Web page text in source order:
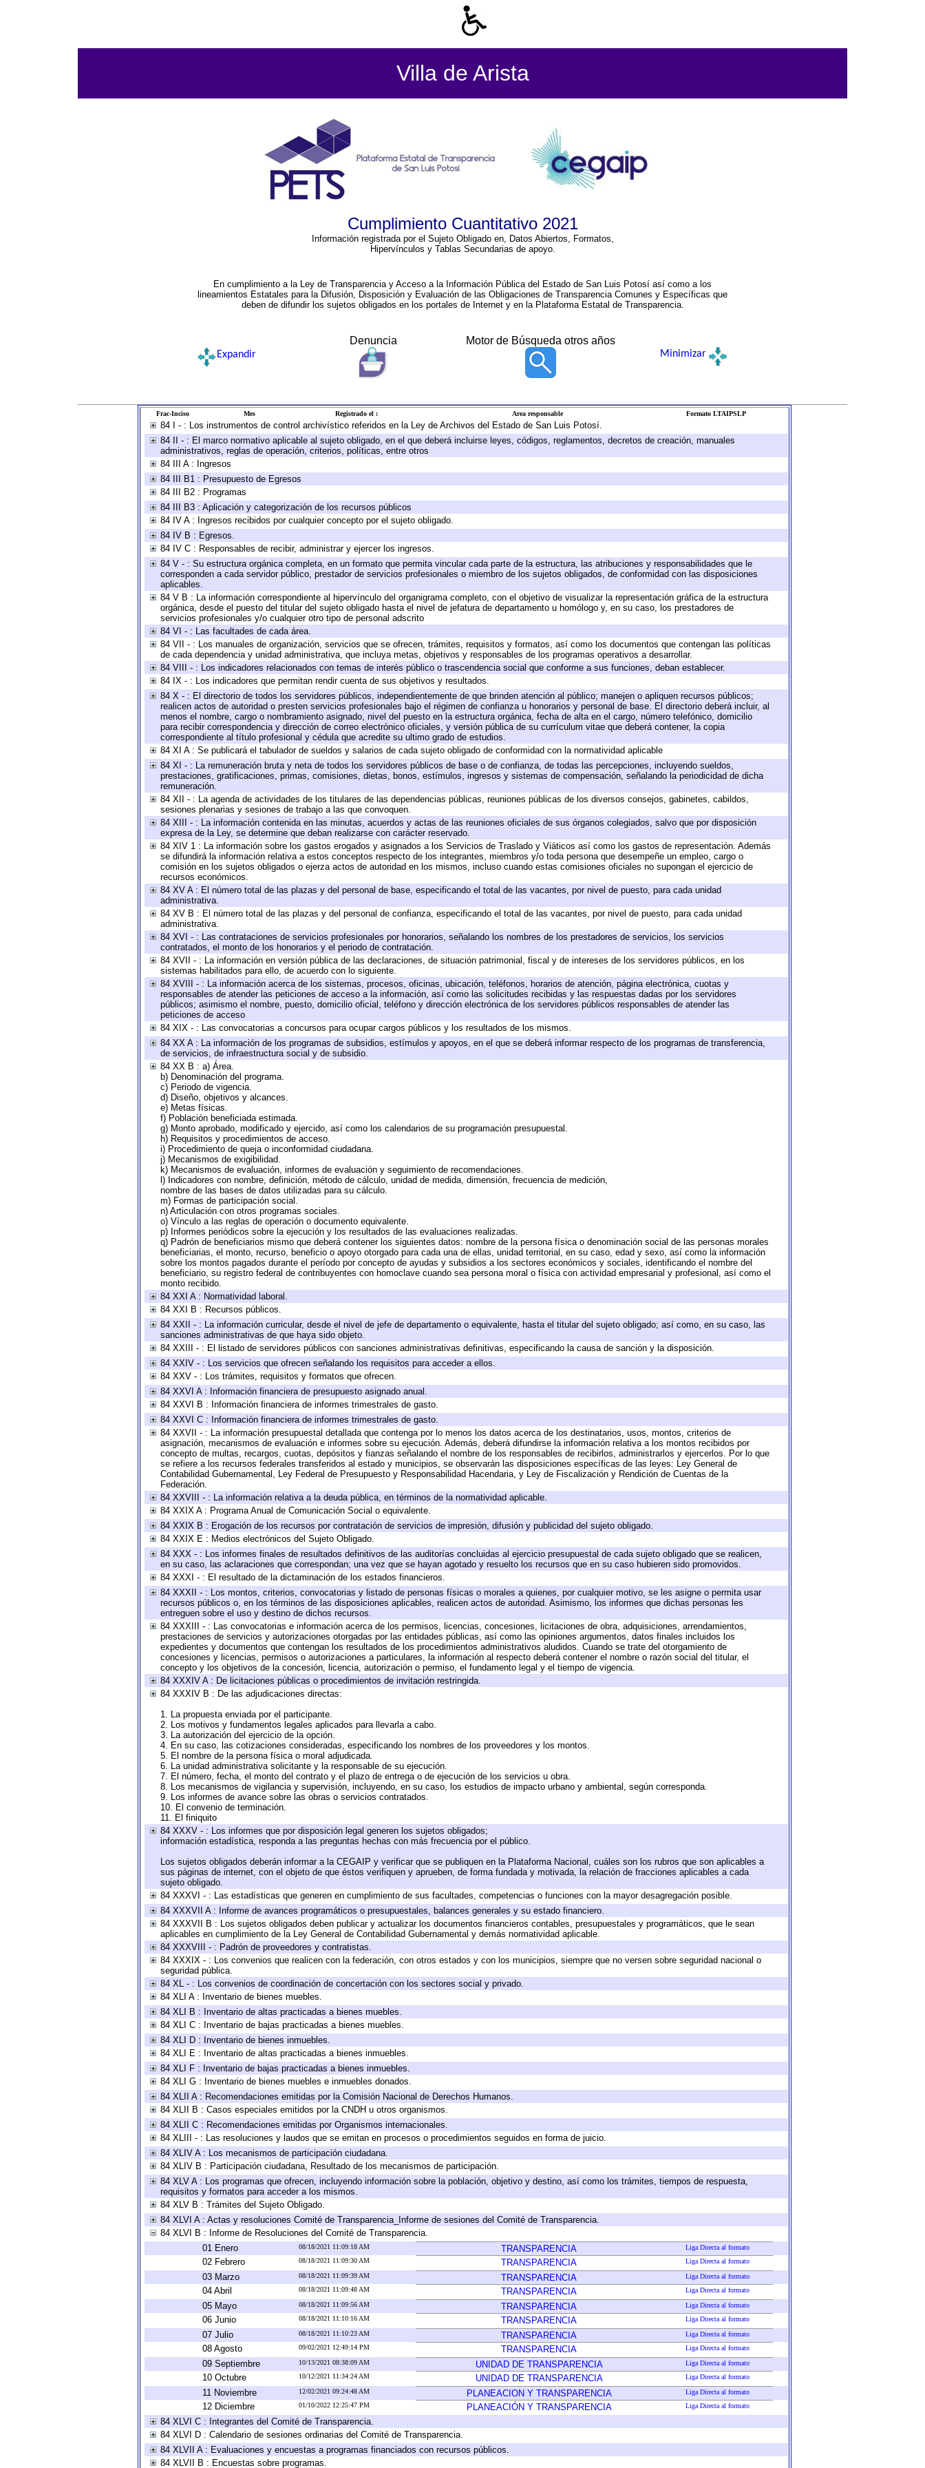
Villa de Arista
Cumplimiento Cuantitativo 2021
Información registrada por el Sujeto Obligado en, Datos Abiertos, Formatos,
Hipervínculos y Tablas Secundarias de apoyo.
En cumplimiento a la Ley de Transparencia y Acceso a la Información Pública del Estado de San Luis Potosí así como a los
lineamientos Estatales para la Difusión, Disposición y Evaluación de las Obligaciones de Transparencia Comunes y Específicas que
deben de difundir los sujetos obligados en los portales de Internet y en la Plataforma Estatal de Transparencia.
Denuncia Motor de Búsqueda otros años
Expandir Minimizar
Frac-Inciso Mes Registrado el : Area responsable Formato LTAIPSLP
84 I - : Los instrumentos de control archivístico referidos en la Ley de Archivos del Estado de San Luis Potosí.
84 II - : El marco normativo aplicable al sujeto obligado, en el que deberá incluirse leyes, códigos, reglamentos, decretos de creación, manuales
administrativos, reglas de operación, criterios, políticas, entre otros
84 III A : Ingresos
84 III B1 : Presupuesto de Egresos
84 III B2 : Programas
84 III B3 : Aplicación y categorización de los recursos públicos
84 IV A : Ingresos recibidos por cualquier concepto por el sujeto obligado.
84 IV B : Egresos.
84 IV C : Responsables de recibir, administrar y ejercer los ingresos.
84 V - : Su estructura orgánica completa, en un formato que permita vincular cada parte de la estructura, las atribuciones y responsabilidades que le
corresponden a cada servidor público, prestador de servicios profesionales o miembro de los sujetos obligados, de conformidad con las disposiciones
aplicables.
84 V B : La información correspondiente al hipervínculo del organigrama completo, con el objetivo de visualizar la representación gráfica de la estructura
orgánica, desde el puesto del titular del sujeto obligado hasta el nivel de jefatura de departamento u homólogo y, en su caso, los prestadores de
servicios profesionales y/o cualquier otro tipo de personal adscrito
84 VI - : Las facultades de cada área.
84 VII - : Los manuales de organización, servicios que se ofrecen, trámites, requisitos y formatos, así como los documentos que contengan las políticas
de cada dependencia y unidad administrativa, que incluya metas, objetivos y responsables de los programas operativos a desarrollar.
84 VIII - : Los indicadores relacionados con temas de interés público o trascendencia social que conforme a sus funciones, deban establecer.
84 IX - : Los indicadores que permitan rendir cuenta de sus objetivos y resultados.
84 X - : El directorio de todos los servidores públicos, independientemente de que brinden atención al público; manejen o apliquen recursos públicos;
realicen actos de autoridad o presten servicios profesionales bajo el régimen de confianza u honorarios y personal de base. El directorio deberá incluir, al
menos el nombre, cargo o nombramiento asignado, nivel del puesto en la estructura orgánica, fecha de alta en el cargo, número telefónico, domicilio
para recibir correspondencia y dirección de correo electrónico oficiales, y versión pública de su currículum vitae que deberá contener, la copia
correspondiente al título profesional y cédula que acredite su ultimo grado de estudios.
84 XI A : Se publicará el tabulador de sueldos y salarios de cada sujeto obligado de conformidad con la normatividad aplicable
84 XI - : La remuneración bruta y neta de todos los servidores públicos de base o de confianza, de todas las percepciones, incluyendo sueldos,
prestaciones, gratificaciones, primas, comisiones, dietas, bonos, estímulos, ingresos y sistemas de compensación, señalando la periodicidad de dicha
remuneración.
84 XII - : La agenda de actividades de los titulares de las dependencias públicas, reuniones públicas de los diversos consejos, gabinetes, cabildos,
sesiones plenarias y sesiones de trabajo a las que convoquen.
84 XIII - : La información contenida en las minutas, acuerdos y actas de las reuniones oficiales de sus órganos colegiados, salvo que por disposición
expresa de la Ley, se determine que deban realizarse con carácter reservado.
84 XIV 1 : La información sobre los gastos erogados y asignados a los Servicios de Traslado y Viáticos así como los gastos de representación. Además
se difundirá la información relativa a estos conceptos respecto de los integrantes, miembros y/o toda persona que desempeñe un empleo, cargo o
comisión en los sujetos obligados o ejerza actos de autoridad en los mismos, incluso cuando estas comisiones oficiales no supongan el ejercicio de
recursos económicos.
84 XV A : El número total de las plazas y del personal de base, especificando el total de las vacantes, por nivel de puesto, para cada unidad
administrativa.
84 XV B : El número total de las plazas y del personal de confianza, especificando el total de las vacantes, por nivel de puesto, para cada unidad
administrativa.
84 XVI - : Las contrataciones de servicios profesionales por honorarios, señalando los nombres de los prestadores de servicios, los servicios
contratados, el monto de los honorarios y el periodo de contratación.
84 XVII - : La información en versión pública de las declaraciones, de situación patrimonial, fiscal y de intereses de los servidores públicos, en los
sistemas habilitados para ello, de acuerdo con lo siguiente.
84 XVIII - : La información acerca de los sistemas, procesos, oficinas, ubicación, teléfonos, horarios de atención, página electrónica, cuotas y
responsables de atender las peticiones de acceso a la información, así como las solicitudes recibidas y las respuestas dadas por los servidores
públicos; asimismo el nombre, puesto, domicilio oficial, teléfono y dirección electrónica de los servidores públicos responsables de atender las
peticiones de acceso
84 XIX - : Las convocatorias a concursos para ocupar cargos públicos y los resultados de los mismos.
84 XX A : La información de los programas de subsidios, estímulos y apoyos, en el que se deberá informar respecto de los programas de transferencia,
de servicios, de infraestructura social y de subsidio.
84 XX B : a) Área.
b) Denominación del programa.
c) Periodo de vigencia.
d) Diseño, objetivos y alcances.
e) Metas físicas.
f) Población beneficiada estimada.
g) Monto aprobado, modificado y ejercido, así como los calendarios de su programación presupuestal.
h) Requisitos y procedimientos de acceso.
i) Procedimiento de queja o inconformidad ciudadana.
j) Mecanismos de exigibilidad.
k) Mecanismos de evaluación, informes de evaluación y seguimiento de recomendaciones.
l) Indicadores con nombre, definición, método de cálculo, unidad de medida, dimensión, frecuencia de medición,
nombre de las bases de datos utilizadas para su cálculo.
m) Formas de participación social.
n) Articulación con otros programas sociales.
o) Vínculo a las reglas de operación o documento equivalente.
p) Informes periódicos sobre la ejecución y los resultados de las evaluaciones realizadas.
q) Padrón de beneficiarios mismo que deberá contener los siguientes datos: nombre de la persona física o denominación social de las personas morales
beneficiarias, el monto, recurso, beneficio o apoyo otorgado para cada una de ellas, unidad territorial, en su caso, edad y sexo, así como la información
sobre los montos pagados durante el período por concepto de ayudas y subsidios a los sectores económicos y sociales, identificando el nombre del
beneficiario, su registro federal de contribuyentes con homoclave cuando sea persona moral o física con actividad empresarial y profesional, así como el
monto recibido.
84 XXI A : Normatividad laboral.
84 XXI B : Recursos públicos.
84 XXII - : La información curricular, desde el nivel de jefe de departamento o equivalente, hasta el titular del sujeto obligado; así como, en su caso, las
sanciones administrativas de que haya sido objeto.
84 XXIII - : El listado de servidores públicos con sanciones administrativas definitivas, especificando la causa de sanción y la disposición.
84 XXIV - : Los servicios que ofrecen señalando los requisitos para acceder a ellos.
84 XXV - : Los trámites, requisitos y formatos que ofrecen.
84 XXVI A : Información financiera de presupuesto asignado anual.
84 XXVI B : Información financiera de informes trimestrales de gasto.
84 XXVI C : Información financiera de informes trimestrales de gasto.
84 XXVII - : La información presupuestal detallada que contenga por lo menos los datos acerca de los destinatarios, usos, montos, criterios de
asignación, mecanismos de evaluación e informes sobre su ejecución. Además, deberá difundirse la información relativa a los montos recibidos por
concepto de multas, recargos, cuotas, depósitos y fianzas señalando el nombre de los responsables de recibirlos, administrarlos y ejercerlos. Por lo que
se refiere a los recursos federales transferidos al estado y municipios, se observarán las disposiciones específicas de las leyes: Ley General de
Contabilidad Gubernamental, Ley Federal de Presupuesto y Responsabilidad Hacendaria, y Ley de Fiscalización y Rendición de Cuentas de la
Federación.
84 XXVIII - : La información relativa a la deuda pública, en términos de la normatividad aplicable.
84 XXIX A : Programa Anual de Comunicación Social o equivalente.
84 XXIX B : Erogación de los recursos por contratación de servicios de impresión, difusión y publicidad del sujeto obligado.
84 XXIX E : Medios electrónicos del Sujeto Obligado.
84 XXX - : Los informes finales de resultados definitivos de las auditorías concluidas al ejercicio presupuestal de cada sujeto obligado que se realicen,
en su caso, las aclaraciones que correspondan; una vez que se hayan agotado y resuelto los recursos que en su caso hubieren sido promovidos.
84 XXXI - : El resultado de la dictaminación de los estados financieros.
84 XXXII - : Los montos, criterios, convocatorias y listado de personas físicas o morales a quienes, por cualquier motivo, se les asigne o permita usar
recursos públicos o, en los términos de las disposiciones aplicables, realicen actos de autoridad. Asimismo, los informes que dichas personas les
entreguen sobre el uso y destino de dichos recursos.
84 XXXIII - : Las convocatorias e información acerca de los permisos, licencias, concesiones, licitaciones de obra, adquisiciones, arrendamientos,
prestaciones de servicios y autorizaciones otorgadas por las entidades públicas, así como las opiniones argumentos, datos finales incluidos los
expedientes y documentos que contengan los resultados de los procedimientos administrativos aludidos. Cuando se trate del otorgamiento de
concesiones y licencias, permisos o autorizaciones a particulares, la información al respecto deberá contener el nombre o razón social del titular, el
concepto y los objetivos de la concesión, licencia, autorización o permiso, el fundamento legal y el tiempo de vigencia.
84 XXXIV A : De licitaciones públicas o procedimientos de invitación restringida.
84 XXXIV B : De las adjudicaciones directas:
1. La propuesta enviada por el participante.
2. Los motivos y fundamentos legales aplicados para llevarla a cabo.
3. La autorización del ejercicio de la opción.
4. En su caso, las cotizaciones consideradas, especificando los nombres de los proveedores y los montos.
5. El nombre de la persona física o moral adjudicada.
6. La unidad administrativa solicitante y la responsable de su ejecución.
7. El número, fecha, el monto del contrato y el plazo de entrega o de ejecución de los servicios u obra.
8. Los mecanismos de vigilancia y supervisión, incluyendo, en su caso, los estudios de impacto urbano y ambiental, según corresponda.
9. Los informes de avance sobre las obras o servicios contratados.
10. El convenio de terminación.
11. El finiquito
84 XXXV - : Los informes que por disposición legal generen los sujetos obligados;
información estadística, responda a las preguntas hechas con más frecuencia por el público.
Los sujetos obligados deberán informar a la CEGAIP y verificar que se publiquen en la Plataforma Nacional, cuáles son los rubros que son aplicables a
sus páginas de internet, con el objeto de que éstos verifiquen y aprueben, de forma fundada y motivada, la relación de fracciones aplicables a cada
sujeto obligado.
84 XXXVI - : Las estadísticas que generen en cumplimiento de sus facultades, competencias o funciones con la mayor desagregación posible.
84 XXXVII A : Informe de avances programáticos o presupuestales, balances generales y su estado financiero.
84 XXXVII B : Los sujetos obligados deben publicar y actualizar los documentos financieros contables, presupuestales y programáticos, que le sean
aplicables en cumplimiento de la Ley General de Contabilidad Gubernamental y demás normatividad aplicable.
84 XXXVIII - : Padrón de proveedores y contratistas.
84 XXXIX - : Los convenios que realicen con la federación, con otros estados y con los municipios, siempre que no versen sobre seguridad nacional o
seguridad pública.
84 XL - : Los convenios de coordinación de concertación con los sectores social y privado.
84 XLI A : Inventario de bienes muebles.
84 XLI B : Inventario de altas practicadas a bienes muebles.
84 XLI C : Inventario de bajas practicadas a bienes muebles.
84 XLI D : Inventario de bienes inmuebles.
84 XLI E : Inventario de altas practicadas a bienes inmuebles.
84 XLI F : Inventario de bajas practicadas a bienes inmuebles.
84 XLI G : Inventario de bienes muebles e inmuebles donados.
84 XLII A : Recomendaciones emitidas por la Comisión Nacional de Derechos Humanos.
84 XLII B : Casos especiales emitidos por la CNDH u otros organismos.
84 XLII C : Recomendaciones emitidas por Organismos internacionales.
84 XLIII - : Las resoluciones y laudos que se emitan en procesos o procedimientos seguidos en forma de juicio.
84 XLIV A : Los mecanismos de participación ciudadana.
84 XLIV B : Participación ciudadana, Resultado de los mecanismos de participación.
84 XLV A : Los programas que ofrecen, incluyendo información sobre la población, objetivo y destino, así como los trámites, tiempos de respuesta,
requisitos y formatos para acceder a los mismos.
84 XLV B : Trámites del Sujeto Obligado.
84 XLVI A : Actas y resoluciones Comité de Transparencia_Informe de sesiones del Comité de Transparencia.
84 XLVI B : Informe de Resoluciones del Comité de Transparencia.
01 Enero
08/18/2021 11:09:18 AM TRANSPARENCIA Liga Directa al formato
02 Febrero 08/18/2021 11:09:30 AM TRANSPARENCIA Liga Directa al formato
03 Marzo 08/18/2021 11:09:39 AM TRANSPARENCIA Liga Directa al formato
04 Abril 08/18/2021 11:09:48 AM TRANSPARENCIA Liga Directa al formato
05 Mayo 08/18/2021 11:09:56 AM TRANSPARENCIA Liga Directa al formato
06 Junio 08/18/2021 11:10:16 AM TRANSPARENCIA Liga Directa al formato
07 Julio 08/18/2021 11:10:23 AM TRANSPARENCIA Liga Directa al formato
08 Agosto 09/02/2021 12:49:14 PM TRANSPARENCIA Liga Directa al formato
09 Septiembre 10/13/2021 08:38:09 AM UNIDAD DE TRANSPARENCIA Liga Directa al formato
10 Octubre 10/12/2021 11:34:24 AM UNIDAD DE TRANSPARENCIA Liga Directa al formato
11 Noviembre 12/02/2021 09:24:48 AM PLANEACION Y TRANSPARENCIA Liga Directa al formato
12 Diciembre 01/10/2022 12:25:47 PM PLANEACIÓN Y TRANSPARENCIA Liga Directa al formato
84 XLVI C : Integrantes del Comité de Transparencia.
84 XLVI D : Calendario de sesiones ordinarias del Comité de Transparencia.
84 XLVII A : Evaluaciones y encuestas a programas financiados con recursos públicos.
84 XLVII B : Encuestas sobre programas.